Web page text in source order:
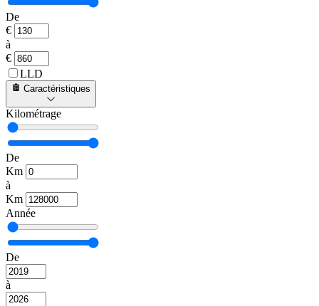
De
€
à
€
LLD
Caractéristiques
Kilométrage
De
Km
à
Km
Année
De
à